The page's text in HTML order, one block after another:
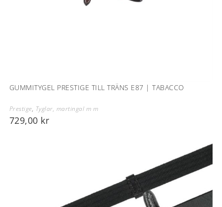
GUMMITYGEL PRESTIGE TILL TRÄNS E87 | TABACCO
Prestige, Tyglar, martingal m m
729,00 kr